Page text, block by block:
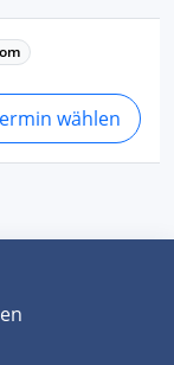
wählen